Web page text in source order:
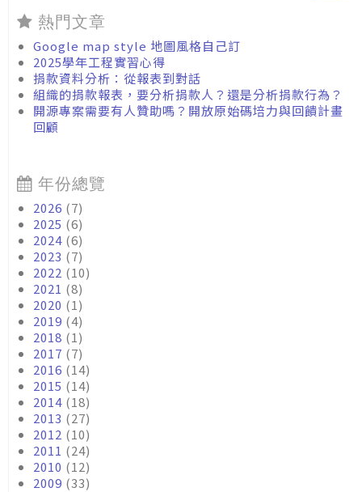
熱門文章
Google map style 地圖風格自己訂
2025學年工程實習心得
捐款資料分析：從報表到對話
組織的捐款報表，要分析捐款人？還是分析捐款行為？
開源專案需要有人贊助嗎？開放原始碼培力與回饋計畫
回顧
年份總覽
2026 (7)
2025 (6)
2024 (6)
2023 (7)
2022 (10)
2021 (8)
2020 (1)
2019 (4)
2018 (1)
2017 (7)
2016 (14)
2015 (14)
2014 (18)
2013 (27)
2012 (10)
2011 (24)
2010 (12)
2009 (33)